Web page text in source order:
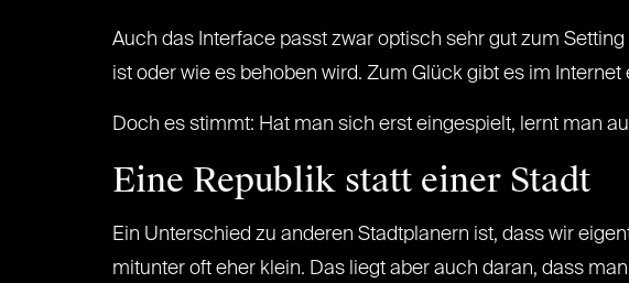
Auch das Interface passt zwar optisch sehr gut zum
ist oder wie es behoben wird. Zum Glück gibt es im Internet
Doch es stimmt: Hat man sich erst eingespielt, lernt man
Eine Republik statt einer Stadt
Ein Unterschied zu anderen Stadtplanern ist, dass wir
mitunter oft eher klein. Das liegt aber auch daran, dass